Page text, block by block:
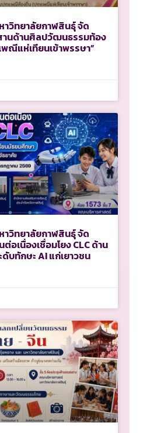
วิทยาลัยกาฬสินธุ์ จัด
านด้านศิลปวัฒนธรรมท้อง
พณีแห่เทียนเข้าพรรษา”
วิทยาลัยกาฬสินธุ์ จัด
อเนื่องเชื่อมโยง CLC ด้าน
ทักษะ AI แก่เยาวชน